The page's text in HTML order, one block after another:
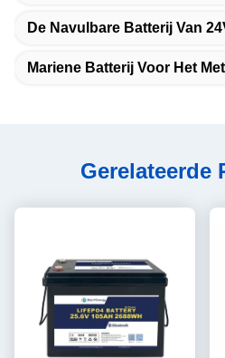
De Navulbare Batterij Van
Mariene Batterij Voor Het
Gerelateerde